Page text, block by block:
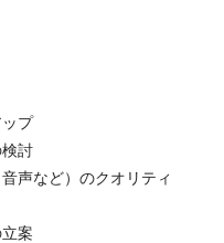
プ
討
声など）のクオリティ
案